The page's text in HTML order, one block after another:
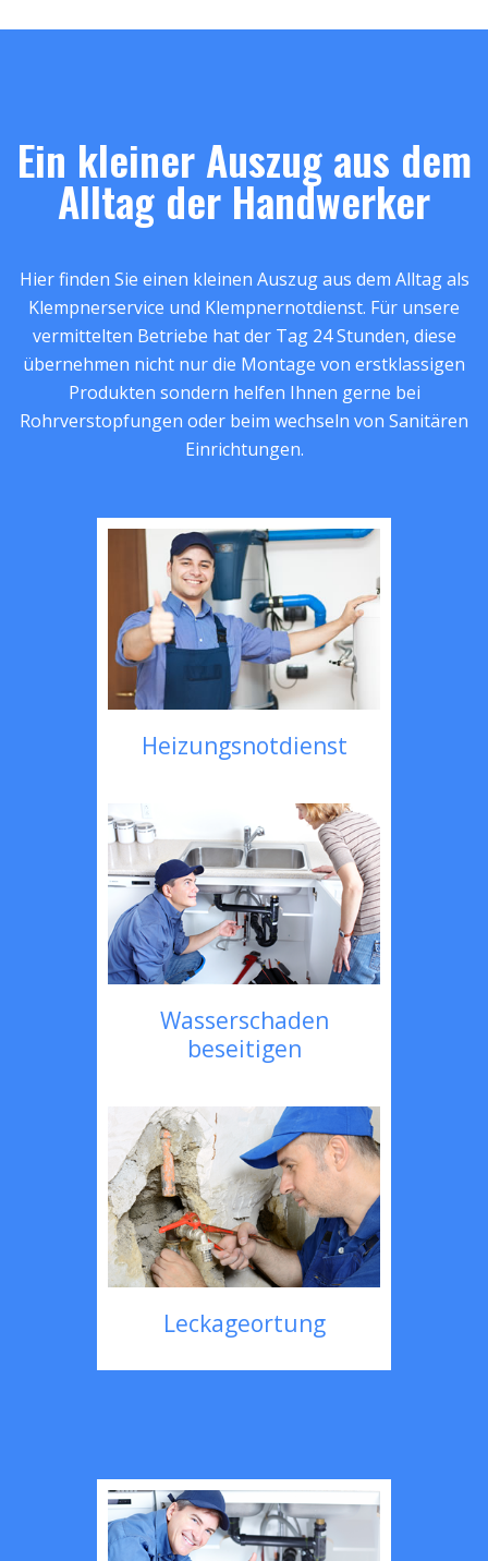
Ein kleiner Auszug aus dem
Alltag der Handwerker
Hier finden Sie einen kleinen Auszug aus dem Alltag als
Klempnerservice und Klempnernotdienst. Für unsere
vermittelten Betriebe hat der Tag 24 Stunden, diese
übernehmen nicht nur die Montage von erstklassigen
Produkten sondern helfen Ihnen gerne bei
Rohrverstopfungen oder beim wechseln von Sanitären
Einrichtungen.
Heizungsnotdienst
Wasserschaden
beseitigen
Leckageortung